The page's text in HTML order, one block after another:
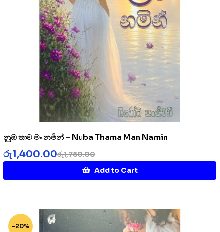
නුඹ තාම මං නමින් – Nuba Thama Man Namin
රු1,750.00
රු1,400.00
Add to Cart
-20%